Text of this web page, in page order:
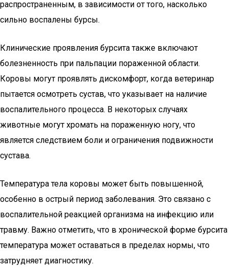
распространенным, в зависимости от того, насколько
сильно воспалены бурсы.
Клинические проявления бурсита также включают
болезненность при пальпации пораженной области.
Коровы могут проявлять дискомфорт, когда ветеринар
пытается осмотреть сустав, что указывает на наличие
воспалительного процесса. В некоторых случаях
животные могут хромать на пораженную ногу, что
является следствием боли и ограничения подвижности
сустава.
Температура тела коровы может быть повышенной,
особенно в острый период заболевания. Это связано с
воспалительной реакцией организма на инфекцию или
травму. Важно отметить, что в хронической форме бурсита
температура может оставаться в пределах нормы, что
затрудняет диагностику.